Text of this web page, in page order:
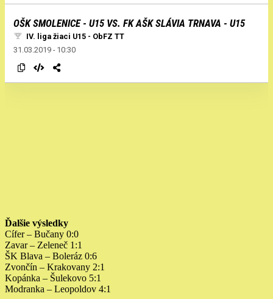
Ďalšie výsledky
Cífer – Bučany 0:0
Zavar – Zeleneč 1:1
ŠK Blava – Boleráz 0:6
Zvončín – Krakovany 2:1
Kopánka – Šulekovo 5:1
Modranka – Leopoldov 4:1